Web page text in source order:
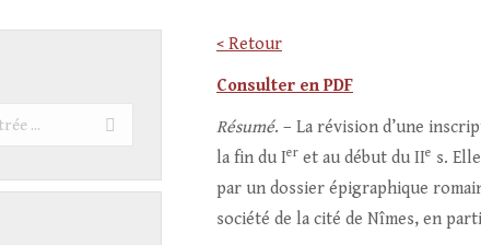
< Retour
Consulter en PDF
Résumé. – La révision d’une
la fin du Ier et au début du IIe s.
par un dossier épigraphique
société de la cité de Nîmes, en